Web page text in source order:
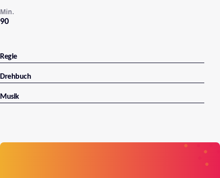
90
Min.
Regie
Drehbuch
Musik